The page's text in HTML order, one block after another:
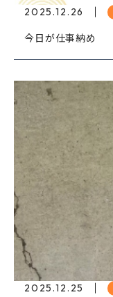
2025.12.26
今日が仕事納め
2025.12.25